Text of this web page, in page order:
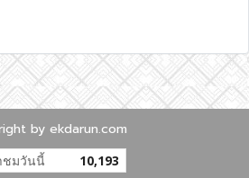
by ekdarun.com
ชมวันนี้ 10,193